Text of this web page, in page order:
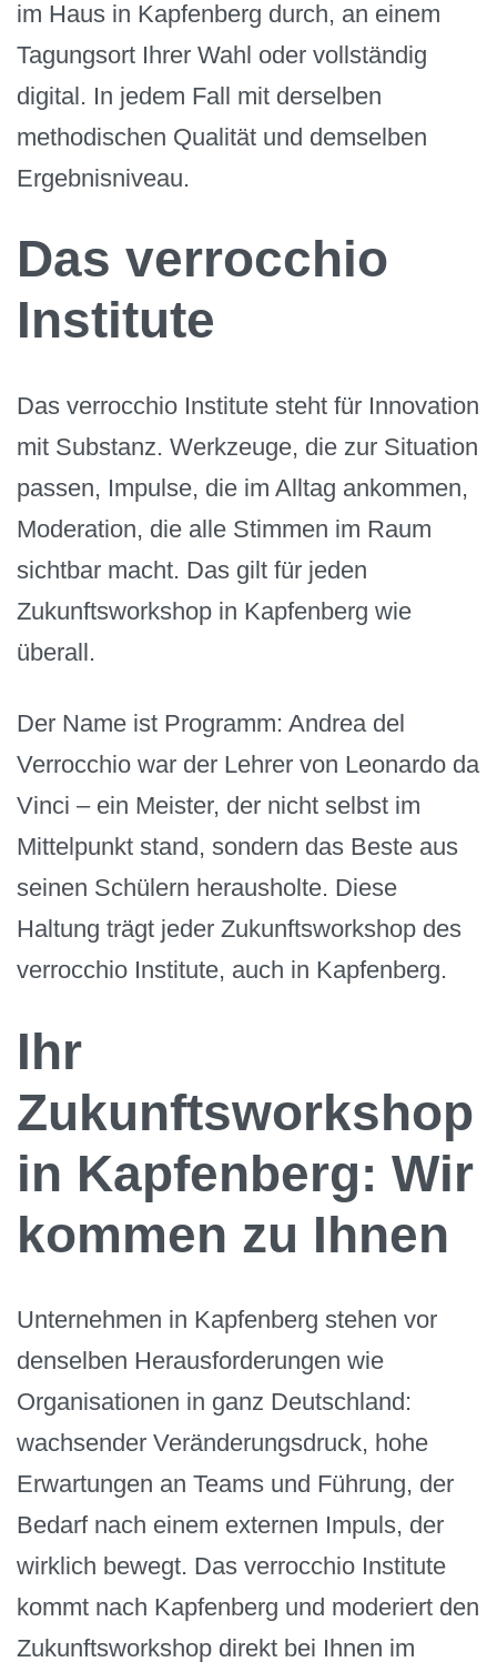
im Haus in Kapfenberg durch, an einem
Tagungsort Ihrer Wahl oder vollständig
digital. In jedem Fall mit derselben
methodischen Qualität und demselben
Ergebnisniveau.
Das verrocchio
Institute
Das verrocchio Institute steht für Innovation
mit Substanz. Werkzeuge, die zur Situation
passen, Impulse, die im Alltag ankommen,
Moderation, die alle Stimmen im Raum
sichtbar macht. Das gilt für jeden
Zukunftsworkshop in Kapfenberg wie
überall.
Der Name ist Programm: Andrea del
Verrocchio war der Lehrer von Leonardo da
Vinci – ein Meister, der nicht selbst im
Mittelpunkt stand, sondern das Beste aus
seinen Schülern herausholte. Diese
Haltung trägt jeder Zukunftsworkshop des
verrocchio Institute, auch in Kapfenberg.
Ihr
Zukunftsworkshop
in Kapfenberg: Wir
kommen zu Ihnen
Unternehmen in Kapfenberg stehen vor
denselben Herausforderungen wie
Organisationen in ganz Deutschland:
wachsender Veränderungsdruck, hohe
Erwartungen an Teams und Führung, der
Bedarf nach einem externen Impuls, der
wirklich bewegt. Das verrocchio Institute
kommt nach Kapfenberg und moderiert den
Zukunftsworkshop direkt bei Ihnen im